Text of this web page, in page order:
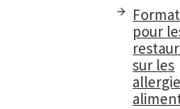
pour
sur les